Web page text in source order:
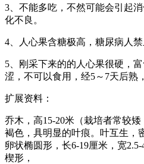
3、不能多吃，不然可能会引起
化不良。
4、人心果含糖极高，糖尿病人禁
5、刚采下来的的人心果很硬，
涩，不可以食用，经5～7天后熟
扩展资料：
乔木，高15-20米（栽培者常较
褐色，具明显的叶痕。叶互生，
卵状椭圆形，长6-19厘米，宽
楔形，